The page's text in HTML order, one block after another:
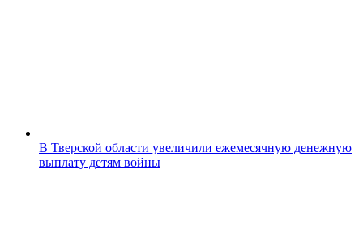
В Тверской области увеличили ежемесячную денежную
выплату детям войны